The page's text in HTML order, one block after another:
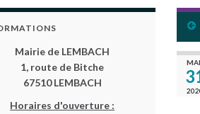
Mairie de LEMBACH
1, route de Bitche
67510 LEMBACH
Horaires d'ouverture :